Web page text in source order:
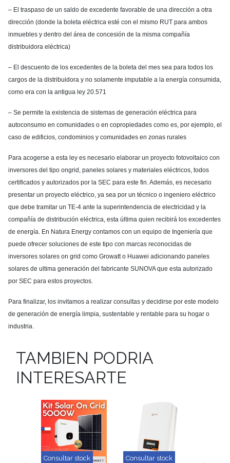
– El traspaso de un saldo de excedente favorable de una dirección a otra
dirección (donde la boleta eléctrica esté con el mismo RUT para ambos
inmuebles y dentro del área de concesión de la misma compañía
distribuidora eléctrica)
– El descuento de los excedentes de la boleta del mes sea para todos los
cargos de la distribuidora y no solamente imputable a la energía consumida,
como era con la antigua ley 20.571
– Se permite la existencia de sistemas de generación eléctrica para
autoconsumo en comunidades o en copropiedades como es, por ejemplo, el
caso de edificios, condominios y comunidades en zonas rurales
Para acogerse a esta ley es necesario elaborar un proyecto fotovoltaico con
inversores del tipo ongrid, paneles solares y materiales eléctricos, todos
certificados y autorizados por la SEC para este fin. Además, es necesario
presentar un proyecto eléctrico, ya sea por un técnico o ingeniero eléctrico
que debe tramitar un TE-4 ante la superintendencia de electricidad y la
compañía de distribución eléctrica, esta última quien recibirá los excedentes
de energía. En Natura Energy contamos con un equipo de Ingeniería que
puede ofrecer soluciones de este tipo con marcas reconocidas de
inversores solares on grid como Growatt o Huawei adicionando paneles
solares de ultima generación del fabricante SUNOVA que esta autorizado
por SEC para estos proyectos.
Para finalizar, los invitamos a realizar consultas y decidirse por este modelo
de generación de energía limpia, sustentable y rentable para su hogar o
industria.
TAMBIEN PODRIA
INTERESARTE
Consultar stock Consultar stock